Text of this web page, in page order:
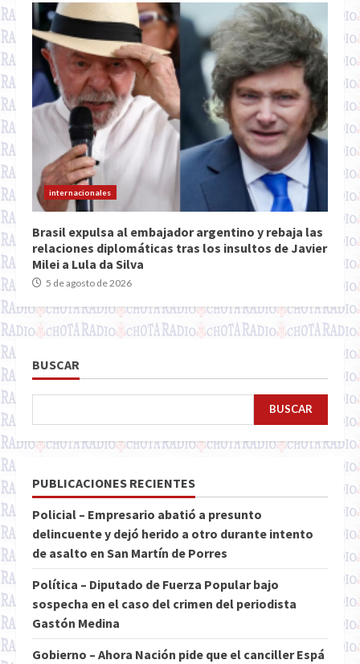
internacionales
Brasil expulsa al embajador argentino y rebaja las
relaciones diplomáticas tras los insultos de Javier
Milei a Lula da Silva
5 de agosto de 2026
BUSCAR
BUSCAR
PUBLICACIONES RECIENTES
Policial – Empresario abatió a presunto
delincuente y dejó herido a otro durante intento
de asalto en San Martín de Porres
Política – Diputado de Fuerza Popular bajo
sospecha en el caso del crimen del periodista
Gastón Medina
Gobierno – Ahora Nación pide que el canciller Espá